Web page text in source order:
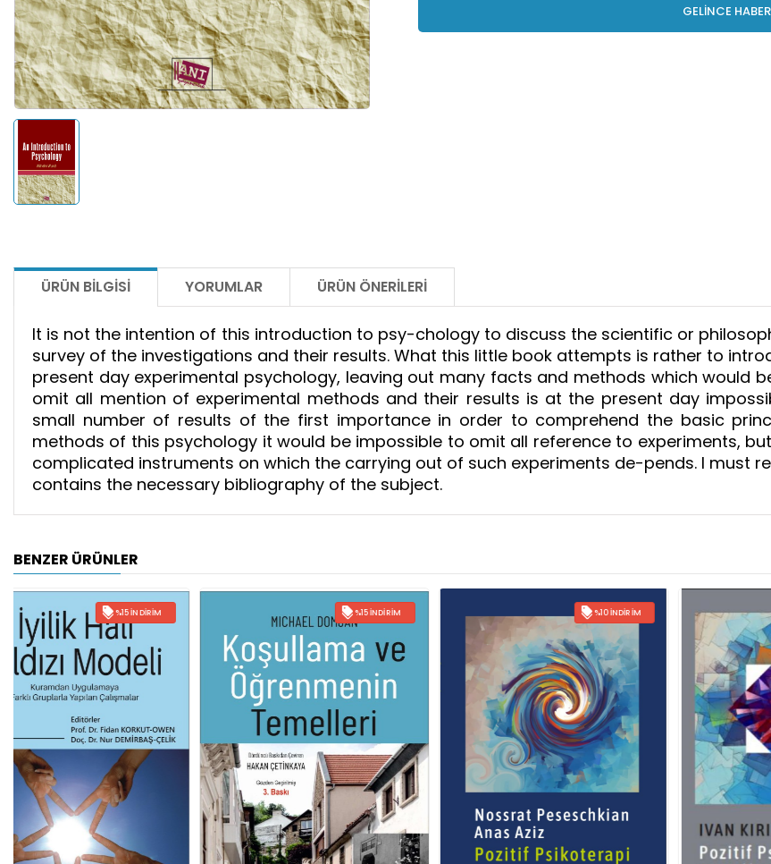
GELİNCE
ÜRÜN BILGISI YORUMLAR ÜRÜN ÖNERILERI
It is not the intention of this introduction to psy-chology to discuss the scientific or
survey of the investigations and their results. What this little book attempts is rather to
present day experimental psychology, leaving out many facts and methods which would
omit all mention of experimental methods and their results is at the present day
small number of results of the first importance in order to comprehend the basic
methods of this psychology it would be impossible to omit all reference to experiments,
complicated instruments on which the carrying out of such experiments de-pends. I must
contains the necessary bibliography of the subject.
BENZER ÜRÜNLER